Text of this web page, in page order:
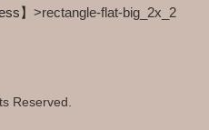
】 >rectangle-flat-big_2x_2
Reserved.